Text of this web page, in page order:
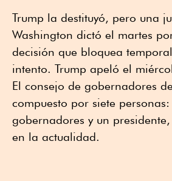
Trump la destituyó, pero una
Washington dictó el martes
decisión que bloquea
intento. Trump apeló el
El consejo de gobernadores
compuesto por siete personas:
gobernadores y un
en la actualidad.